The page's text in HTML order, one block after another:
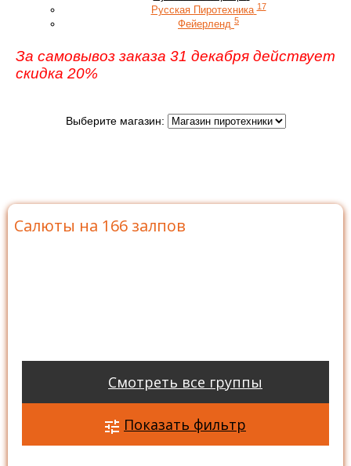
Русская Пиротехника 17
Фейерленд 5
За самовывоз заказа 31 декабря действует
скидка 20%
Выберите магазин:
Салюты на 166 залпов
Смотреть все группы
Показать фильтр